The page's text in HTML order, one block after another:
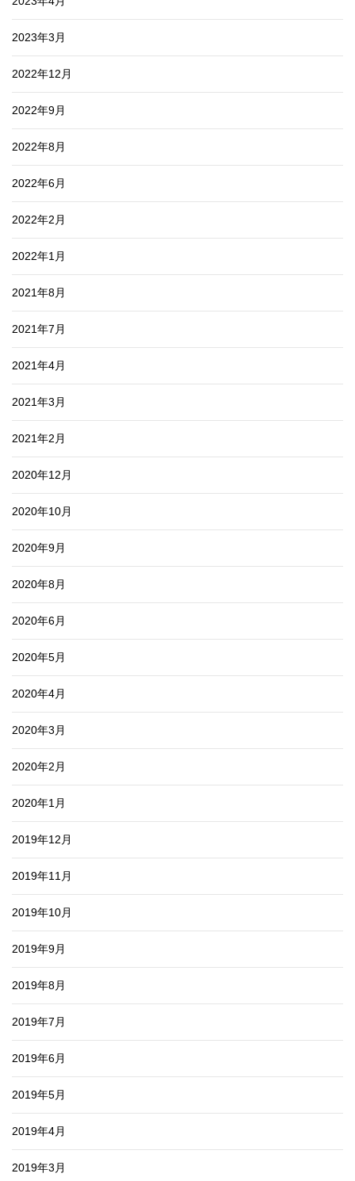
2023年3月
2022年12月
2022年9月
2022年8月
2022年6月
2022年2月
2022年1月
2021年8月
2021年7月
2021年4月
2021年3月
2021年2月
2020年12月
2020年10月
2020年9月
2020年8月
2020年6月
2020年5月
2020年4月
2020年3月
2020年2月
2020年1月
2019年12月
2019年11月
2019年10月
2019年9月
2019年8月
2019年7月
2019年6月
2019年5月
2019年4月
2019年3月